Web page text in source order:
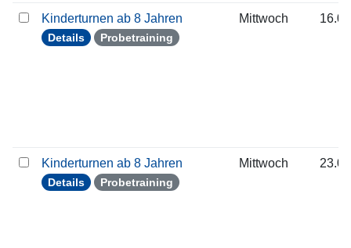
Kinderturnen ab 8 Jahren
Details Probetraining
Mittwoch
Kinderturnen ab 8 Jahren
Details Probetraining
Mittwoch